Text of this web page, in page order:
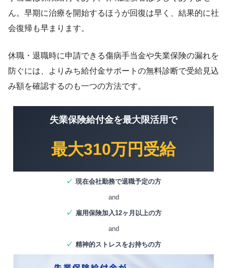
ん。早期に治療を開始するほうが回復は早く、結果的に社
会復帰も早まります。
休職・退職時に申請できる傷病手当金や失業保険の漏れを
防ぐには、よりみち給付金サポートの無料診断で受給見込
み額を確認するのも一つの方法です。
失業保険給付金を最大限活用で
最大310万円受給
✓ 現在会社勤務で退職予定の方
and
✓ 雇用保険加入12ヶ月以上の方
and
✓ 精神的ストレスをお持ちの方